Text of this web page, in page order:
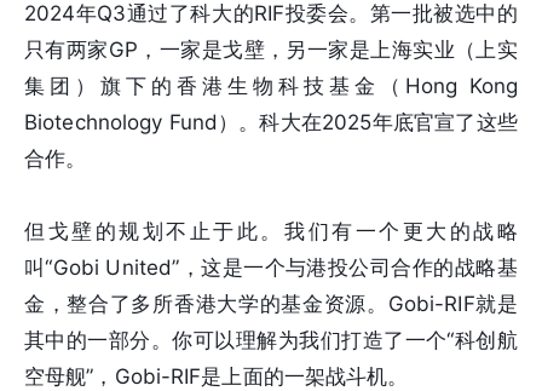
2024年Q3通过了科大的RIF投委会。第一批被选中的
只有两家GP，一家是戈壁，另一家是上海实业（上实
集团）旗下的香港生物科技基金（Hong Kong
Biotechnology Fund）。科大在2025年底官宣了这些
合作。
但戈壁的规划不止于此。我们有一个更大的战略
叫“Gobi United”，这是一个与港投公司合作的战略基
金，整合了多所香港大学的基金资源。Gobi-RIF就是
其中的一部分。你可以理解为我们打造了一个“科创航
空母舰”，Gobi-RIF是上面的一架战斗机。